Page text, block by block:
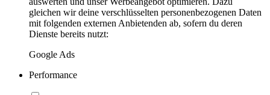
gleichen wir deine verschlüsselten personenbezogenen Daten
mit folgenden externen Anbietenden ab, sofern du deren
Dienste bereits nutzt:
Google Ads
Performance